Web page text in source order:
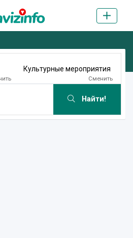
Культурные мероприятия
Сменить
Найти!